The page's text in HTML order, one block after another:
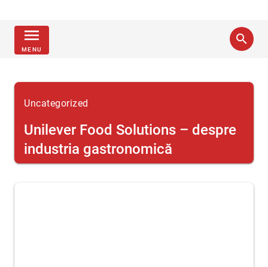
menu
MENU
search
Uncategorized
Unilever Food Solutions – despre
industria gastronomică